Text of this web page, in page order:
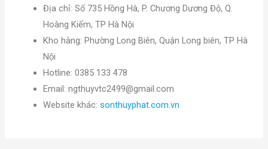
Địa chỉ: Số 735 Hồng Hà, P. Chương Dương Độ, Q.
Hoàng Kiếm, TP Hà Nội
Kho hàng: Phường Long Biên, Quận Long biên, TP Hà
Nội
Hotline: 0385 133 478
Email: ngthuyvtc2499@gmail.com
Website khác: sonthuyphat.com.vn